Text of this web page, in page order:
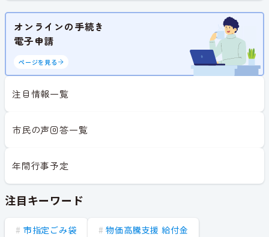
オンラインの手続き
電子申請
ページを見る
注目情報一覧
市民の声回答一覧
年間行事予定
注目キーワード
市指定ごみ袋 物価高騰支援 給付金